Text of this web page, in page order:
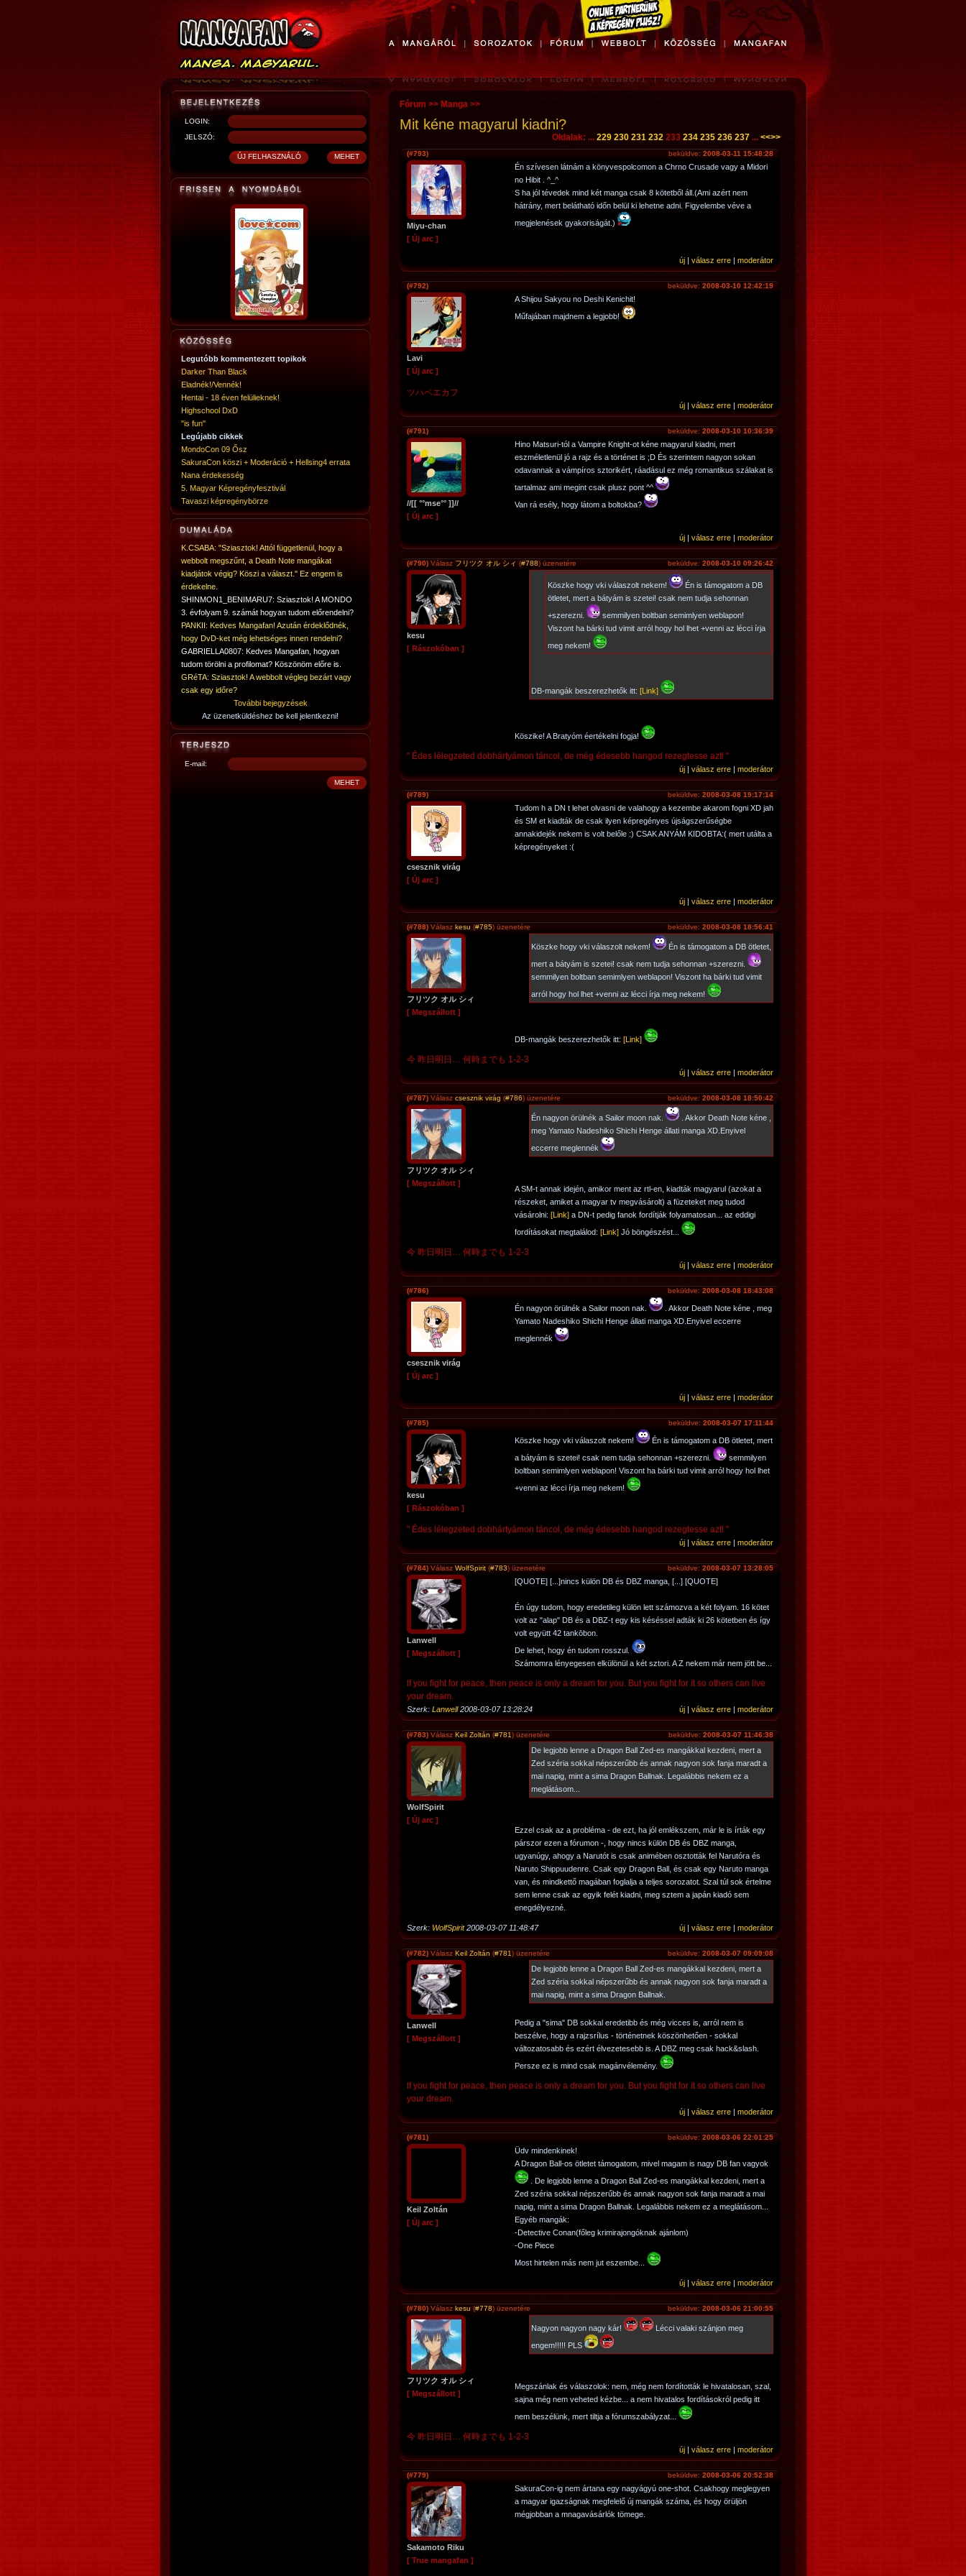
LOGIN:
JELSZÓ:
Legutóbb kommentezett topikok
Darker Than Black
Eladnék!/Vennék!
Hentai - 18 éven felülieknek!
Highschool DxD
"is fun"
Legújabb cikkek
MondoCon 09 Ősz
SakuraCon köszi + Moderáció + Hellsing4 errata
Nana érdekesség
5. Magyar Képregényfesztivál
Tavaszi képregénybörze
K.CSABA: "Sziasztok! Attól függetlenül, hogy a
webbolt megszűnt, a Death Note mangákat
kiadjátok végig? Köszi a választ." Ez engem is
érdekelne.
SHINMON1_BENIMARU7: Sziasztok! A MONDO
3. évfolyam 9. számát hogyan tudom előrendelni?
PANKII: Kedves Mangafan! Azután érdeklődnék,
hogy DvD-ket még lehetséges innen rendelni?
GABRIELLA0807: Kedves Mangafan, hogyan
tudom törölni a profilomat? Köszönöm előre is.
GRéTA: Sziasztok! A webbolt végleg bezárt vagy
csak egy időre?
További bejegyzések
Az üzenetküldéshez be kell jelentkezni!
E-mail:
Fórum >> Manga >>
Mit kéne magyarul kiadni?
Oldalak: ... 229 230 231 232 233 234 235 236 237 ... <<>>
beküldve: 2008-03-11 15:48:28
(#793)
Miyu-chan
[ Új arc ]
Én szívesen látnám a könyvespolcomon a Chrno Crusade vagy a Midori
no Hibit . ^_^
S ha jól tévedek mind két manga csak 8 kötetből áll.(Ami azért nem
hátrány, mert belátható időn belül ki lehetne adni. Figyelembe véve a
megjelenések gyakoriságát.)
új | válasz erre | moderátor
beküldve: 2008-03-10 12:42:19
(#792)
Lavi
[ Új arc ]
A Shijou Sakyou no Deshi Kenichit!
Műfajában majdnem a legjobb!
ツハベエカフ
új | válasz erre | moderátor
beküldve: 2008-03-10 10:36:39
(#791)
//[[ °°mse°° ]]//
[ Új arc ]
Hino Matsuri-tól a Vampire Knight-ot kéne magyarul kiadni, mert
eszméletlenül jó a rajz és a történet is ;D És szerintem nagyon sokan
odavannak a vámpíros sztorikért, ráadásul ez még romantikus szálakat is
tartalmaz ami megint csak plusz pont ^^
Van rá esély, hogy látom a boltokba?
új | válasz erre | moderátor
beküldve: 2008-03-10 09:26:42
(#790) Válasz フリツク オル シィ (#788) üzenetére
kesu
[ Rászokóban ]
Köszke hogy vki válaszolt nekem!
Én is támogatom a DB
ötletet, mert a bátyám is szetei! csak nem tudja sehonnan
+szerezni.
semmilyen boltban semimlyen weblapon!
Viszont ha bárki tud vimit arról hogy hol lhet +venni az lécci írja
meg nekem!
DB-mangák beszerezhetők itt: [Link]
Köszike! A Bratyóm éertékelni fogja!
" Édes lélegzeted dobhártyámon táncol, de még édesebb hangod rezegtesse azt! "
új | válasz erre | moderátor
beküldve: 2008-03-08 19:17:14
(#789)
csesznik virág
[ Új arc ]
Tudom h a DN t lehet olvasni de valahogy a kezembe akarom fogni XD jah
és SM et kiadták de csak ilyen képregényes újságszerűségbe
annakidejék nekem is volt belőle :) CSAK ANYÁM KIDOBTA:( mert utálta a
képregényeket :(
új | válasz erre | moderátor
beküldve: 2008-03-08 18:56:41
(#788) Válasz kesu (#785) üzenetére
フリツク オル シィ
[ Megszállott ]
Köszke hogy vki válaszolt nekem!
Én is támogatom a DB ötletet,
mert a bátyám is szetei! csak nem tudja sehonnan +szerezni.
semmilyen boltban semimlyen weblapon! Viszont ha bárki tud vimit
arról hogy hol lhet +venni az lécci írja meg nekem!
DB-mangák beszerezhetők itt: [Link]
今 昨日明日… 何時までも 1-2-3
új | válasz erre | moderátor
beküldve: 2008-03-08 18:50:42
(#787) Válasz csesznik virág (#786) üzenetére
フリツク オル シィ
[ Megszállott ]
Én nagyon örülnék a Sailor moon nak.
. Akkor Death Note kéne ,
meg Yamato Nadeshiko Shichi Henge állati manga XD.Enyivel
eccerre meglennék
A SM-t annak idején, amikor ment az rtl-en, kiadták magyarul (azokat a
részeket, amiket a magyar tv megvásárolt) a füzeteket meg tudod
vásárolni: [Link] a DN-t pedig fanok fordítják folyamatosan... az eddigi
fordításokat megtalálod: [Link] Jó böngészést...
今 昨日明日… 何時までも 1-2-3
új | válasz erre | moderátor
beküldve: 2008-03-08 18:43:08
(#786)
csesznik virág
[ Új arc ]
Én nagyon örülnék a Sailor moon nak.
. Akkor Death Note kéne , meg
Yamato Nadeshiko Shichi Henge állati manga XD.Enyivel eccerre
meglennék
új | válasz erre | moderátor
beküldve: 2008-03-07 17:11:44
(#785)
kesu
[ Rászokóban ]
Köszke hogy vki válaszolt nekem!
Én is támogatom a DB ötletet, mert
a bátyám is szetei! csak nem tudja sehonnan +szerezni.
semmilyen
boltban semimlyen weblapon! Viszont ha bárki tud vimit arról hogy hol lhet
+venni az lécci írja meg nekem!
" Édes lélegzeted dobhártyámon táncol, de még édesebb hangod rezegtesse azt! "
új | válasz erre | moderátor
beküldve: 2008-03-07 13:28:05
(#784) Válasz WolfSpirit (#783) üzenetére
Lanwell
[ Megszállott ]
[QUOTE] [...]nincs külön DB és DBZ manga, [...] [QUOTE]
Én úgy tudom, hogy eredetileg külön lett számozva a két folyam. 16 kötet
volt az "alap" DB és a DBZ-t egy kis késéssel adták ki 26 kötetben és így
volt együtt 42 tankōbon.
De lehet, hogy én tudom rosszul.
Számomra lényegesen elkülönül a két sztori. A Z nekem már nem jött be...
If you fight for peace, then peace is only a dream for you. But you fight for it so others can live
your dream.
új | válasz erre | moderátor
Szerk: Lanwell2008-03-07 13:28:24
beküldve: 2008-03-07 11:46:38
(#783) Válasz Keil Zoltán (#781) üzenetére
WolfSpirit
[ Új arc ]
De legjobb lenne a Dragon Ball Zed-es mangákkal kezdeni, mert a
Zed széria sokkal népszerűbb és annak nagyon sok fanja maradt a
mai napig, mint a sima Dragon Ballnak. Legalábbis nekem ez a
meglátásom...
Ezzel csak az a probléma - de ezt, ha jól emlékszem, már le is írták egy
párszor ezen a fórumon -, hogy nincs külön DB és DBZ manga,
ugyanúgy, ahogy a Narutót is csak animében osztották fel Narutóra és
Naruto Shippuudenre. Csak egy Dragon Ball, és csak egy Naruto manga
van, és mindkettő magában foglalja a teljes sorozatot. Szal túl sok értelme
sem lenne csak az egyik felét kiadni, meg sztem a japán kiadó sem
enegdélyezné.
új | válasz erre | moderátor
Szerk: WolfSpirit2008-03-07 11:48:47
beküldve: 2008-03-07 09:09:08
(#782) Válasz Keil Zoltán (#781) üzenetére
Lanwell
[ Megszállott ]
De legjobb lenne a Dragon Ball Zed-es mangákkal kezdeni, mert a
Zed széria sokkal népszerűbb és annak nagyon sok fanja maradt a
mai napig, mint a sima Dragon Ballnak.
Pedig a "sima" DB sokkal eredetibb és még vicces is, arról nem is
beszélve, hogy a rajzsrílus - történetnek köszönhetően - sokkal
változatosabb és ezért élvezetesebb is. A DBZ meg csak hack&slash.
Persze ez is mind csak magánvélemény.
If you fight for peace, then peace is only a dream for you. But you fight for it so others can live
your dream.
új | válasz erre | moderátor
beküldve: 2008-03-06 22:01:25
(#781)
Keil Zoltán
[ Új arc ]
Üdv mindenkinek!
A Dragon Ball-os ötletet támogatom, mivel magam is nagy DB fan vagyok
. De legjobb lenne a Dragon Ball Zed-es mangákkal kezdeni, mert a
Zed széria sokkal népszerűbb és annak nagyon sok fanja maradt a mai
napig, mint a sima Dragon Ballnak. Legalábbis nekem ez a meglátásom...
Egyéb mangák:
-Detective Conan(főleg krimirajongóknak ajánlom)
-One Piece
Most hirtelen más nem jut eszembe...
új | válasz erre | moderátor
beküldve: 2008-03-06 21:00:55
(#780) Válasz kesu (#778) üzenetére
フリツク オル シィ
[ Megszállott ]
Nagyon nagyon nagy kár!
Lécci valaki szánjon meg
engem!!!!! PLS
Megszánlak és válaszolok: nem, még nem fordították le hivatalosan, szal,
sajna még nem veheted kézbe... a nem hivatalos fordításokról pedig itt
nem beszélünk, mert tiltja a fórumszabályzat...
今 昨日明日… 何時までも 1-2-3
új | válasz erre | moderátor
beküldve: 2008-03-06 20:52:38
(#779)
Sakamoto Riku
[ True mangafan ]
SakuraCon-ig nem ártana egy nagyágyú one-shot. Csakhogy meglegyen
a magyar igazságnak megfelelő új mangák száma, és hogy örüljön
mégjobban a mnagavásárlók tömege.